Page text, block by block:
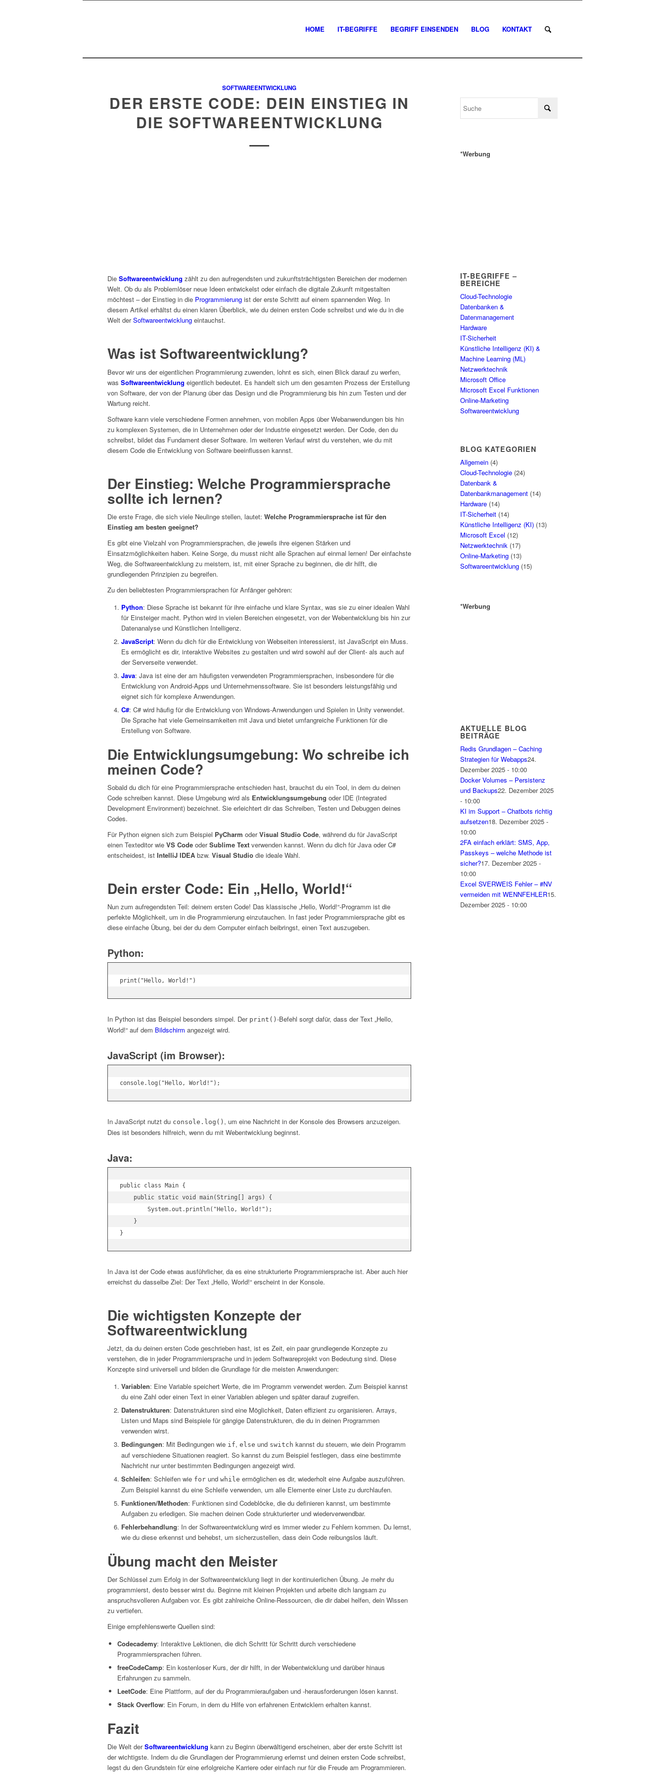
HOME IT-BEGRIFFE BEGRIFF EINSENDEN BLOG KONTAKT
SOFTWAREENTWICKLUNG
DER ERSTE CODE: DEIN EINSTIEG IN
DIE SOFTWAREENTWICKLUNG
Die Softwareentwicklung zählt zu den aufregendsten und zukunftsträchtigsten Bereichen der modernen
Welt. Ob du als Problemlöser neue Ideen entwickelst oder einfach die digitale Zukunft mitgestalten
möchtest – der Einstieg in die Programmierung ist der erste Schritt auf einem spannenden Weg. In
diesem Artikel erhältst du einen klaren Überblick, wie du deinen ersten Code schreibst und wie du in die
Welt derSoftwareentwicklung eintauchst.
Was ist Softwareentwicklung?
Bevor wir uns der eigentlichen Programmierung zuwenden, lohnt es sich, einen Blick darauf zu werfen,
was Softwareentwicklung eigentlich bedeutet. Es handelt sich um den gesamten Prozess der Erstellung
von Software, der von der Planung über das Design und die Programmierung bis hin zum Testen und der
Wartung reicht.
Software kann viele verschiedene Formen annehmen, von mobilen Apps über Webanwendungen bis hin
zu komplexen Systemen, die in Unternehmen oder der Industrie eingesetzt werden. Der Code, den du
schreibst, bildet das Fundament dieser Software. Im weiteren Verlauf wirst du verstehen, wie du mit
diesem Code die Entwicklung von Software beeinflussen kannst.
Der Einstieg: Welche Programmiersprache
sollte ich lernen?
Die erste Frage, die sich viele Neulinge stellen, lautet: Welche Programmiersprache ist für den
Einstieg am besten geeignet?
Es gibt eine Vielzahl von Programmiersprachen, die jeweils ihre eigenen Stärken und
Einsatzmöglichkeiten haben. Keine Sorge, du musst nicht alle Sprachen auf einmal lernen! Der einfachste
Weg, die Softwareentwicklung zu meistern, ist, mit einer Sprache zu beginnen, die dir hilft, die
grundlegenden Prinzipien zu begreifen.
Zu den beliebtesten Programmiersprachen für Anfänger gehören:
Python: Diese Sprache ist bekannt für ihre einfache und klare Syntax, was sie zu einer idealen Wahl
für Einsteiger macht. Python wird in vielen Bereichen eingesetzt, von der Webentwicklung bis hin zur
Datenanalyse und Künstlichen Intelligenz.
JavaScript: Wenn du dich für die Entwicklung von Webseiten interessierst, ist JavaScript ein Muss.
Es ermöglicht es dir, interaktive Websites zu gestalten und wird sowohl auf der Client- als auch auf
der Serverseite verwendet.
Java: Java ist eine der am häufigsten verwendeten Programmiersprachen, insbesondere für die
Entwicklung von Android-Apps und Unternehmenssoftware. Sie ist besonders leistungsfähig und
eignet sich für komplexe Anwendungen.
C#: C# wird häufig für die Entwicklung von Windows-Anwendungen und Spielen in Unity verwendet.
Die Sprache hat viele Gemeinsamkeiten mit Java und bietet umfangreiche Funktionen für die
Erstellung von Software.
Die Entwicklungsumgebung: Wo schreibe ich
meinen Code?
Sobald du dich für eine Programmiersprache entschieden hast, brauchst du ein Tool, in dem du deinen
Code schreiben kannst. Diese Umgebung wird als Entwicklungsumgebung oder IDE (Integrated
Development Environment) bezeichnet. Sie erleichtert dir das Schreiben, Testen und Debuggen deines
Codes.
Für Python eignen sich zum Beispiel PyCharm oderVisual Studio Code, während du für JavaScript
einen Texteditor wie VS Code oderSublime Text verwenden kannst. Wenn du dich für Java oder C#
entscheidest, ist IntelliJ IDEA bzw. Visual Studio die ideale Wahl.
Dein erster Code: Ein „Hello, World!“
Nun zum aufregendsten Teil: deinem ersten Code! Das klassische „Hello, World!“-Programm ist die
perfekte Möglichkeit, um in die Programmierung einzutauchen. In fast jeder Programmiersprache gibt es
diese einfache Übung, bei der du dem Computer einfach beibringst, einen Text auszugeben.
Python:
In Python ist das Beispiel besonders simpel. Der print() -Befehl sorgt dafür, dass der Text „Hello,
World!“ auf dem Bildschirm angezeigt wird.
JavaScript (im Browser):
In JavaScript nutzt du console.log() , um eine Nachricht in der Konsole des Browsers anzuzeigen.
Dies ist besonders hilfreich, wenn du mit Webentwicklung beginnst.
Java:
public class Main {
    public static void main(String[] args) {
        System.out.println("Hello, World!");
    }
In Java ist der Code etwas ausführlicher, da es eine strukturierte Programmiersprache ist. Aber auch hier
erreichst du dasselbe Ziel: Der Text „Hello, World!“ erscheint in der Konsole.
Die wichtigsten Konzepte der
Softwareentwicklung
Jetzt, da du deinen ersten Code geschrieben hast, ist es Zeit, ein paar grundlegende Konzepte zu
verstehen, die in jeder Programmiersprache und in jedem Softwareprojekt von Bedeutung sind. Diese
Konzepte sind universell und bilden die Grundlage für die meisten Anwendungen:
Variablen: Eine Variable speichert Werte, die im Programm verwendet werden. Zum Beispiel kannst
du eine Zahl oder einen Text in einer Variablen ablegen und später darauf zugreifen.
Datenstrukturen: Datenstrukturen sind eine Möglichkeit, Daten effizient zu organisieren. Arrays,
Listen und Maps sind Beispiele für gängige Datenstrukturen, die du in deinen Programmen
verwenden wirst.
Bedingungen: Mit Bedingungen wie if, else und switch kannst du steuern, wie dein Programm
auf verschiedene Situationen reagiert. So kannst du zum Beispiel festlegen, dass eine bestimmte
Nachricht nur unter bestimmten Bedingungen angezeigt wird.
Schleifen: Schleifen wie for und while ermöglichen es dir, wiederholt eine Aufgabe auszuführen.
Zum Beispiel kannst du eine Schleife verwenden, um alle Elemente einer Liste zu durchlaufen.
Funktionen/Methoden: Funktionen sind Codeblöcke, die du definieren kannst, um bestimmte
Aufgaben zu erledigen. Sie machen deinen Code strukturierter und wiederverwendbar.
Fehlerbehandlung: In der Softwareentwicklung wird es immer wieder zu Fehlern kommen. Du lernst,
wie du diese erkennst und behebst, um sicherzustellen, dass dein Code reibungslos läuft.
Übung macht den Meister
Der Schlüssel zum Erfolg in der Softwareentwicklung liegt in der kontinuierlichen Übung. Je mehr du
programmierst, desto besser wirst du. Beginne mit kleinen Projekten und arbeite dich langsam zu
anspruchsvolleren Aufgaben vor. Es gibt zahlreiche Online-Ressourcen, die dir dabei helfen, dein Wissen
zu vertiefen.
Einige empfehlenswerte Quellen sind:
Codecademy: Interaktive Lektionen, die dich Schritt für Schritt durch verschiedene
Programmiersprachen führen.
freeCodeCamp: Ein kostenloser Kurs, der dir hilft, in der Webentwicklung und darüber hinaus
Erfahrungen zu sammeln.
LeetCode: Eine Plattform, auf der du Programmieraufgaben und -herausforderungen lösen kannst.
Stack Overflow: Ein Forum, in dem du Hilfe von erfahrenen Entwicklern erhalten kannst.
Fazit
Die Welt derSoftwareentwicklung kann zu Beginn überwältigend erscheinen, aber der erste Schritt ist
der wichtigste. Indem du die Grundlagen der Programmierung erlernst und deinen ersten Code schreibst,
legst du den Grundstein für eine erfolgreiche Karriere oder einfach nur für die Freude am Programmieren.
*Werbung
IT-BEGRIFFE –
BEREICHE
Cloud-Technologie
Datenbanken &
Datenmanagement
Hardware
IT-Sicherheit
Künstliche Intelligenz (KI) &
Machine Learning (ML)
Netzwerktechnik
Microsoft Office
Microsoft Excel Funktionen
Online-Marketing
Softwareentwicklung
BLOG KATEGORIEN
Allgemein (4)
Cloud-Technologie (24)
Datenbank &
Datenbankmanagement (14)
Hardware (14)
IT-Sicherheit (14)
Künstliche Intelligenz (KI) (13)
Microsoft Excel (12)
Netzwerktechnik (17)
Online-Marketing (13)
Softwareentwicklung (15)
*Werbung
AKTUELLE BLOG
BEITRÄGE
Redis Grundlagen – Caching
Strategien für Webapps24.
Dezember 2025 - 10:00
Docker Volumes – Persistenz
und Backups22. Dezember 2025
- 10:00
KI im Support – Chatbots richtig
aufsetzen18. Dezember 2025 -
10:00
2FA einfach erklärt: SMS, App,
Passkeys – welche Methode ist
sicher?17. Dezember 2025 -
10:00
Excel SVERWEIS Fehler – #NV
vermeiden mit WENNFEHLER15.
Dezember 2025 - 10:00